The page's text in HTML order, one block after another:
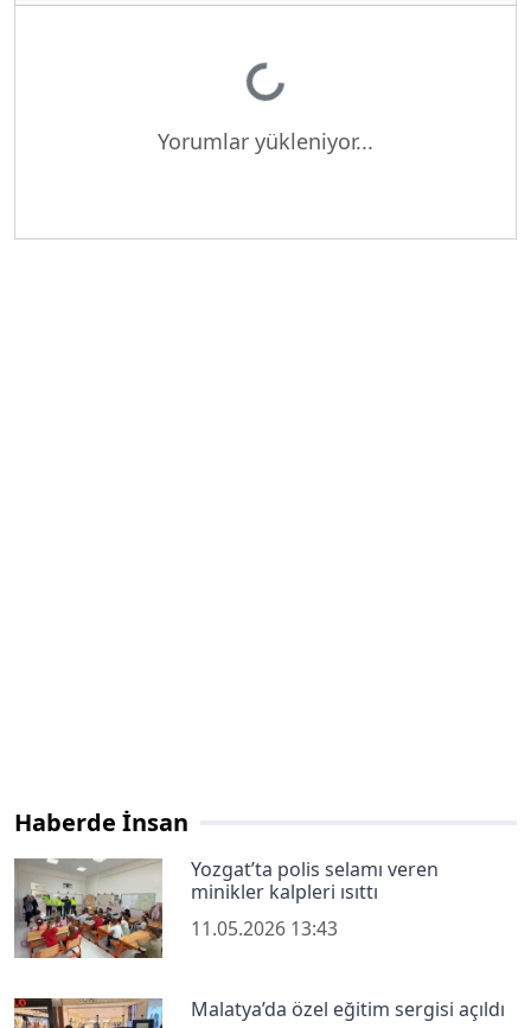
Yükleniyor...
Yorumlar yükleniyor...
Haberde İnsan
Yozgat’ta polis selamı veren
minikler kalpleri ısıttı
11.05.2026 13:43
Malatya’da özel eğitim sergisi açıldı